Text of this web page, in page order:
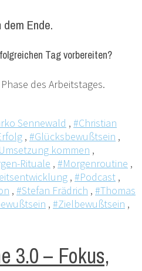
Ende.
Tag vorbereiten?
des Arbeitstages.
Sennewald , #Christian
, #Glücksbewußtsein ,
kommen ,
Rituale , #Morgenroutine ,
, #Podcast ,
, #Stefan Frädrich , #Thomas
, #Zielbewußtsein ,
3.0 – Fokus,